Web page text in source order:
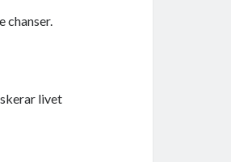
chanser.
livet